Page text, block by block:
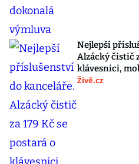
Nejlepší
Alzácký čistič
klávesnici,
Živě.cz